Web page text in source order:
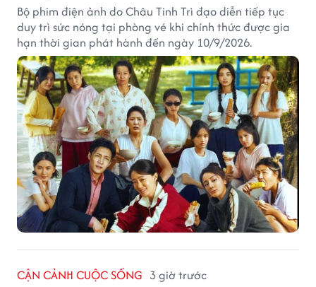
Bộ phim điện ảnh do Châu Tinh Trì đạo diễn tiếp tục
duy trì sức nóng tại phòng vé khi chính thức được gia
hạn thời gian phát hành đến ngày 10/9/2026.
CẬN CẢNH CUỘC SỐNG 3 giờ trước